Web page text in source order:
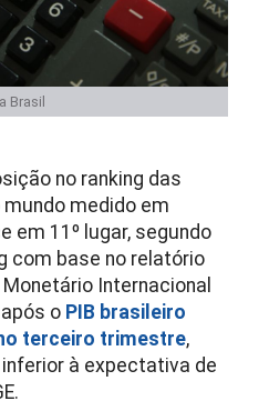
Brasil
no ranking das
medido em
em 11º lugar, segundo
com base no relatório
Internacional
o PIB brasileiro
terceiro trimestre,
à expectativa de